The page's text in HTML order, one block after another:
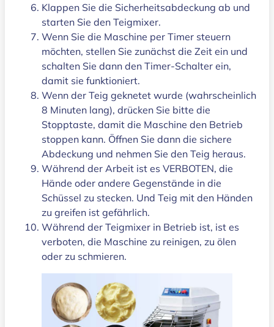
Klappen Sie die Sicherheitsabdeckung ab und
starten Sie den Teigmixer.
Wenn Sie die Maschine per Timer steuern
möchten, stellen Sie zunächst die Zeit ein und
schalten Sie dann den Timer-Schalter ein,
damit sie funktioniert.
Wenn der Teig geknetet wurde (wahrscheinlich
8 Minuten lang), drücken Sie bitte die
Stopptaste, damit die Maschine den Betrieb
stoppen kann. Öffnen Sie dann die sichere
Abdeckung und nehmen Sie den Teig heraus.
Während der Arbeit ist es VERBOTEN, die
Hände oder andere Gegenstände in die
Schüssel zu stecken. Und Teig mit den Händen
zu greifen ist gefährlich.
Während der Teigmixer in Betrieb ist, ist es
verboten, die Maschine zu reinigen, zu ölen
oder zu schmieren.